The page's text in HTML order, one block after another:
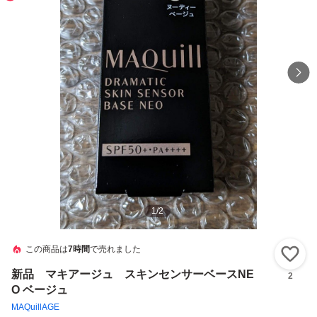
1/2
この商品は7時間で売れました
新品 マキアージュ スキンセンサーベースNE
O ベージュ
MAQuillAGE
2